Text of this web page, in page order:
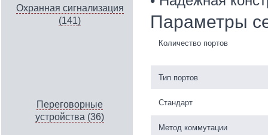
Охранная сигнализация
(141)
Переговорные
устройства (36)
Параметры
Количество портов
Тип портов
Стандарт
Метод коммутации